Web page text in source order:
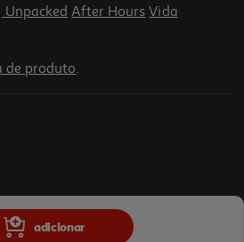
adicionar
0.70l
Unpacked After Hours Vida
de produto.